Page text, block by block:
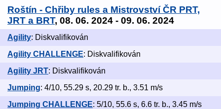
Roštín - Chřiby rules a Mistrovství ČR PRT,
JRT a BRT, 08. 06. 2024 - 09. 06. 2024
Agility: Diskvalifikován
Agility CHALLENGE: Diskvalifikován
Agility JRT: Diskvalifikován
Jumping: 4/10, 55.29 s, 20.29 tr. b., 3.51 m/s
Jumping CHALLENGE: 5/10, 55.6 s, 6.6 tr. b., 3.45 m/s